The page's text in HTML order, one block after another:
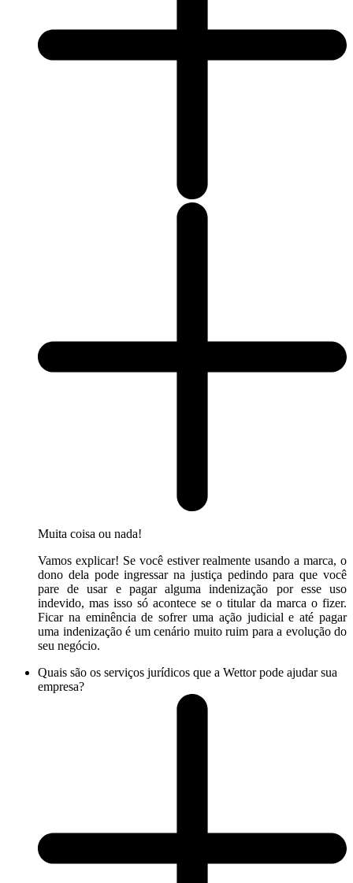
Muita coisa ou nada!
Vamos explicar! Se você estiver realmente usando a marca, o
dono dela pode ingressar na justiça pedindo para que você
pare de usar e pagar alguma indenização por esse uso
indevido, mas isso só acontece se o titular da marca o fizer.
Ficar na eminência de sofrer uma ação judicial e até pagar
uma indenização é um cenário muito ruim para a evolução do
seu negócio.
Quais são os serviços jurídicos que a Wettor pode ajudar sua
empresa?